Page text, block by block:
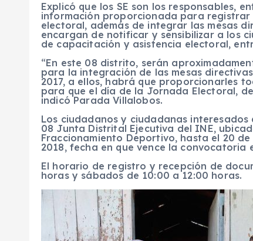
Explicó que los SE son los responsables,
información proporcionada para
electoral, además de integrar las mesas
encargan de notificar y sensibilizar a los
de capacitación y asistencia electoral,
“En este 08 distrito, serán
para la integración de las mesas
2017, a ellos, habrá que proporcionarles
para que el día de la Jornada Electoral,
indicó Parada Villalobos.
Los ciudadanos y ciudadanas
08 Junta Distrital Ejecutiva del INE,
Fraccionamiento Deportivo, hasta el 20
2018, fecha en que vence la convocatoria
El horario de registro y recepción de
horas y sábados de 10:00 a 12:00 horas.